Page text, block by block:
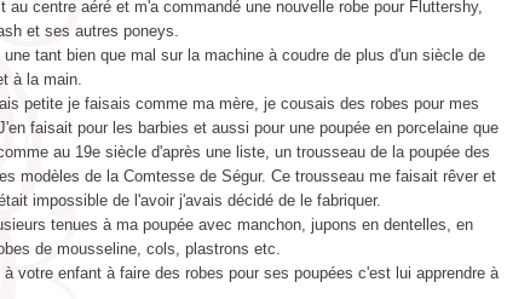
au centre aéré et m'a commandé une nouvelle robe pour Fluttershy,
et ses autres poneys.
tant bien que mal sur la machine à coudre de plus d'un siècle de
à la main.
petite je faisais comme ma mère, je cousais des robes pour mes
faisait pour les barbies et aussi pour une poupée en porcelaine que
au 19e siècle d'après une liste, un trousseau de la poupée des
modèles de la Comtesse de Ségur. Ce trousseau me faisait rêver et
impossible de l'avoir j'avais décidé de le fabriquer.
tenues à ma poupée avec manchon, jupons en dentelles, en
de mousseline, cols, plastrons etc.
à votre enfant à faire des robes pour ses poupées c'est lui apprendre à